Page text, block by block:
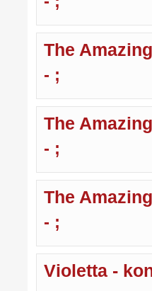
The
- ;
The
- ;
The
- ;
Violetta -